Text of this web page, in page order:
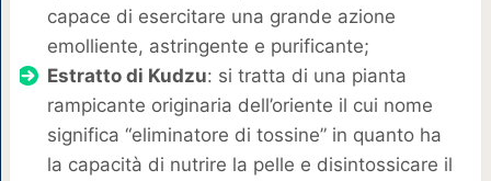
capace di esercitare una grande azione
emolliente, astringente e purificante;
Estratto di Kudzu: si tratta di una pianta
rampicante originaria dell’oriente il cui nome
significa “eliminatore di tossine” in quanto ha
la capacità di nutrire la pelle e disintossicare il